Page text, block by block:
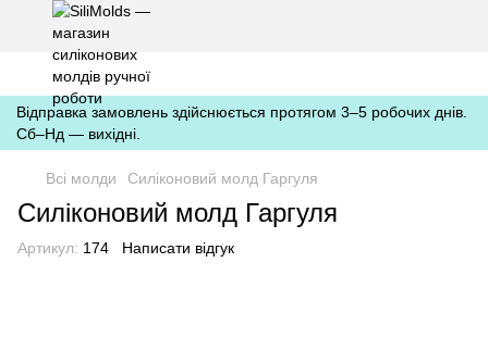
https://silimolds.com.ua//.well-known/apple-developer-merchantid-
domain-association
Відправка замовлень здійснюється протягом 3–5 робочих днів.
Сб–Нд — вихідні.
Всі молди Силіконовий молд Гаргуля
Силіконовий молд Гаргуля
Артикул: 174 Написати відгук